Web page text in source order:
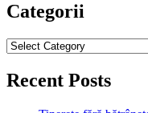
Categorii
Categorii
Recent Posts